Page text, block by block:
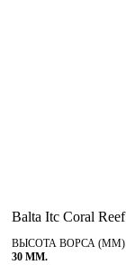
Balta Itc Coral
ВЫСОТА ВОРСА
30 ММ.